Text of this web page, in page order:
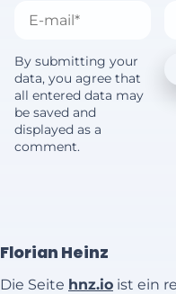
By submitting your
data, you agree that
all entered data may
be saved and
displayed as a
comment.
Florian Heinz
Die Seite hnz.io ist ein